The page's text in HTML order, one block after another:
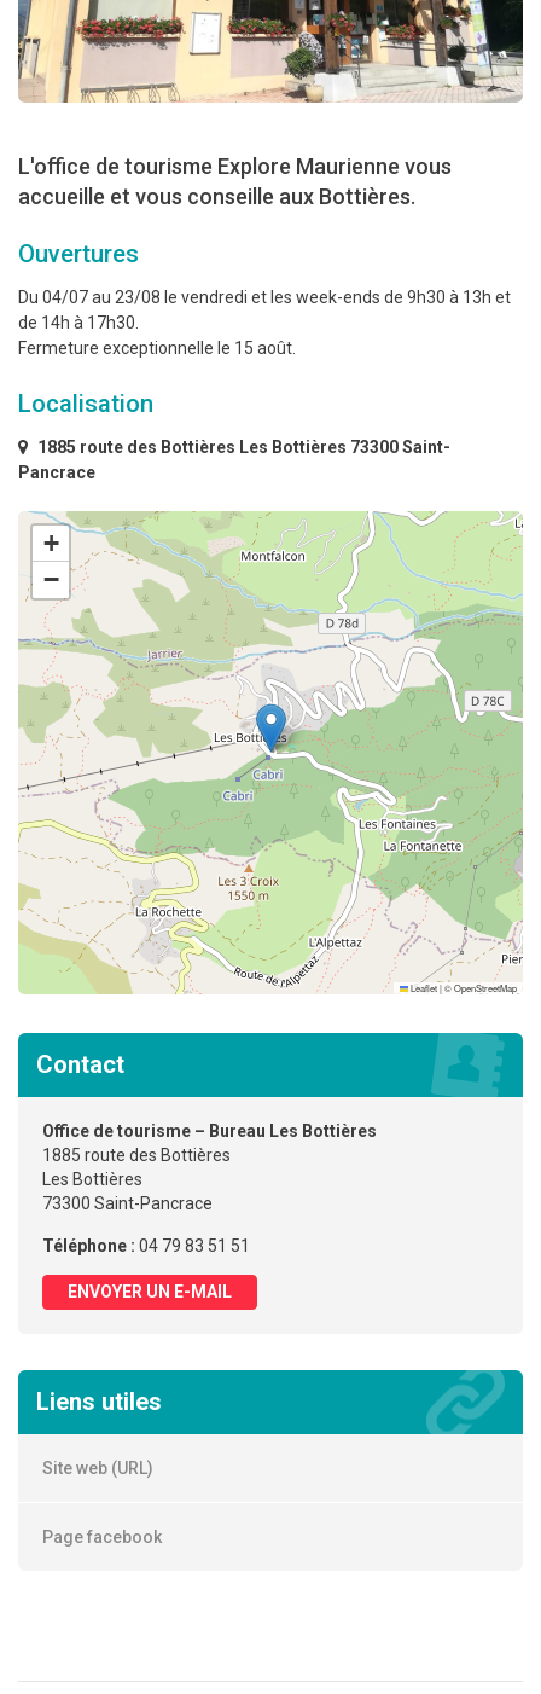
L'office de tourisme Explore Maurienne vous
accueille et vous conseille aux Bottières.
Ouvertures
Du 04/07 au 23/08 le vendredi et les week-ends de 9h30 à 13h et
de 14h à 17h30.
Fermeture exceptionnelle le 15 août.
Localisation
1885 route des Bottières Les Bottières 73300 Saint-
Pancrace
+
−
Leaflet|©OpenStreetMap
Contact
Office de tourisme – Bureau Les Bottières
1885 route des Bottières
Les Bottières
73300 Saint-Pancrace
Téléphone : 04 79 83 51 51
ENVOYER UN E-MAIL
Liens utiles
Site web (URL)
Page facebook